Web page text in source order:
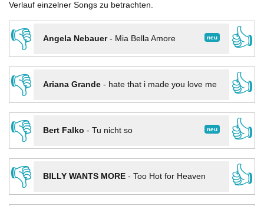
Verlauf einzelner Songs zu betrachten.
👎 neu
Angela Nebauer- Mia Bella Amore
👍
👎
Ariana Grande- hate that i made you love me
👍
👎
neu
Bert Falko - Tu nicht so
👍
👎
BILLY WANTS MORE- Too Hot for Heaven
👍